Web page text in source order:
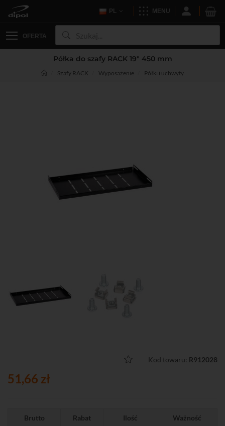
PL MENU
OFERTA
Półka do szafy RACK 19" 450 mm
Szafy RACK Wyposażenie Półki i uchwyty
Kod towaru: R912028
51,66 zł
Brutto Rabat Ilość Ważność